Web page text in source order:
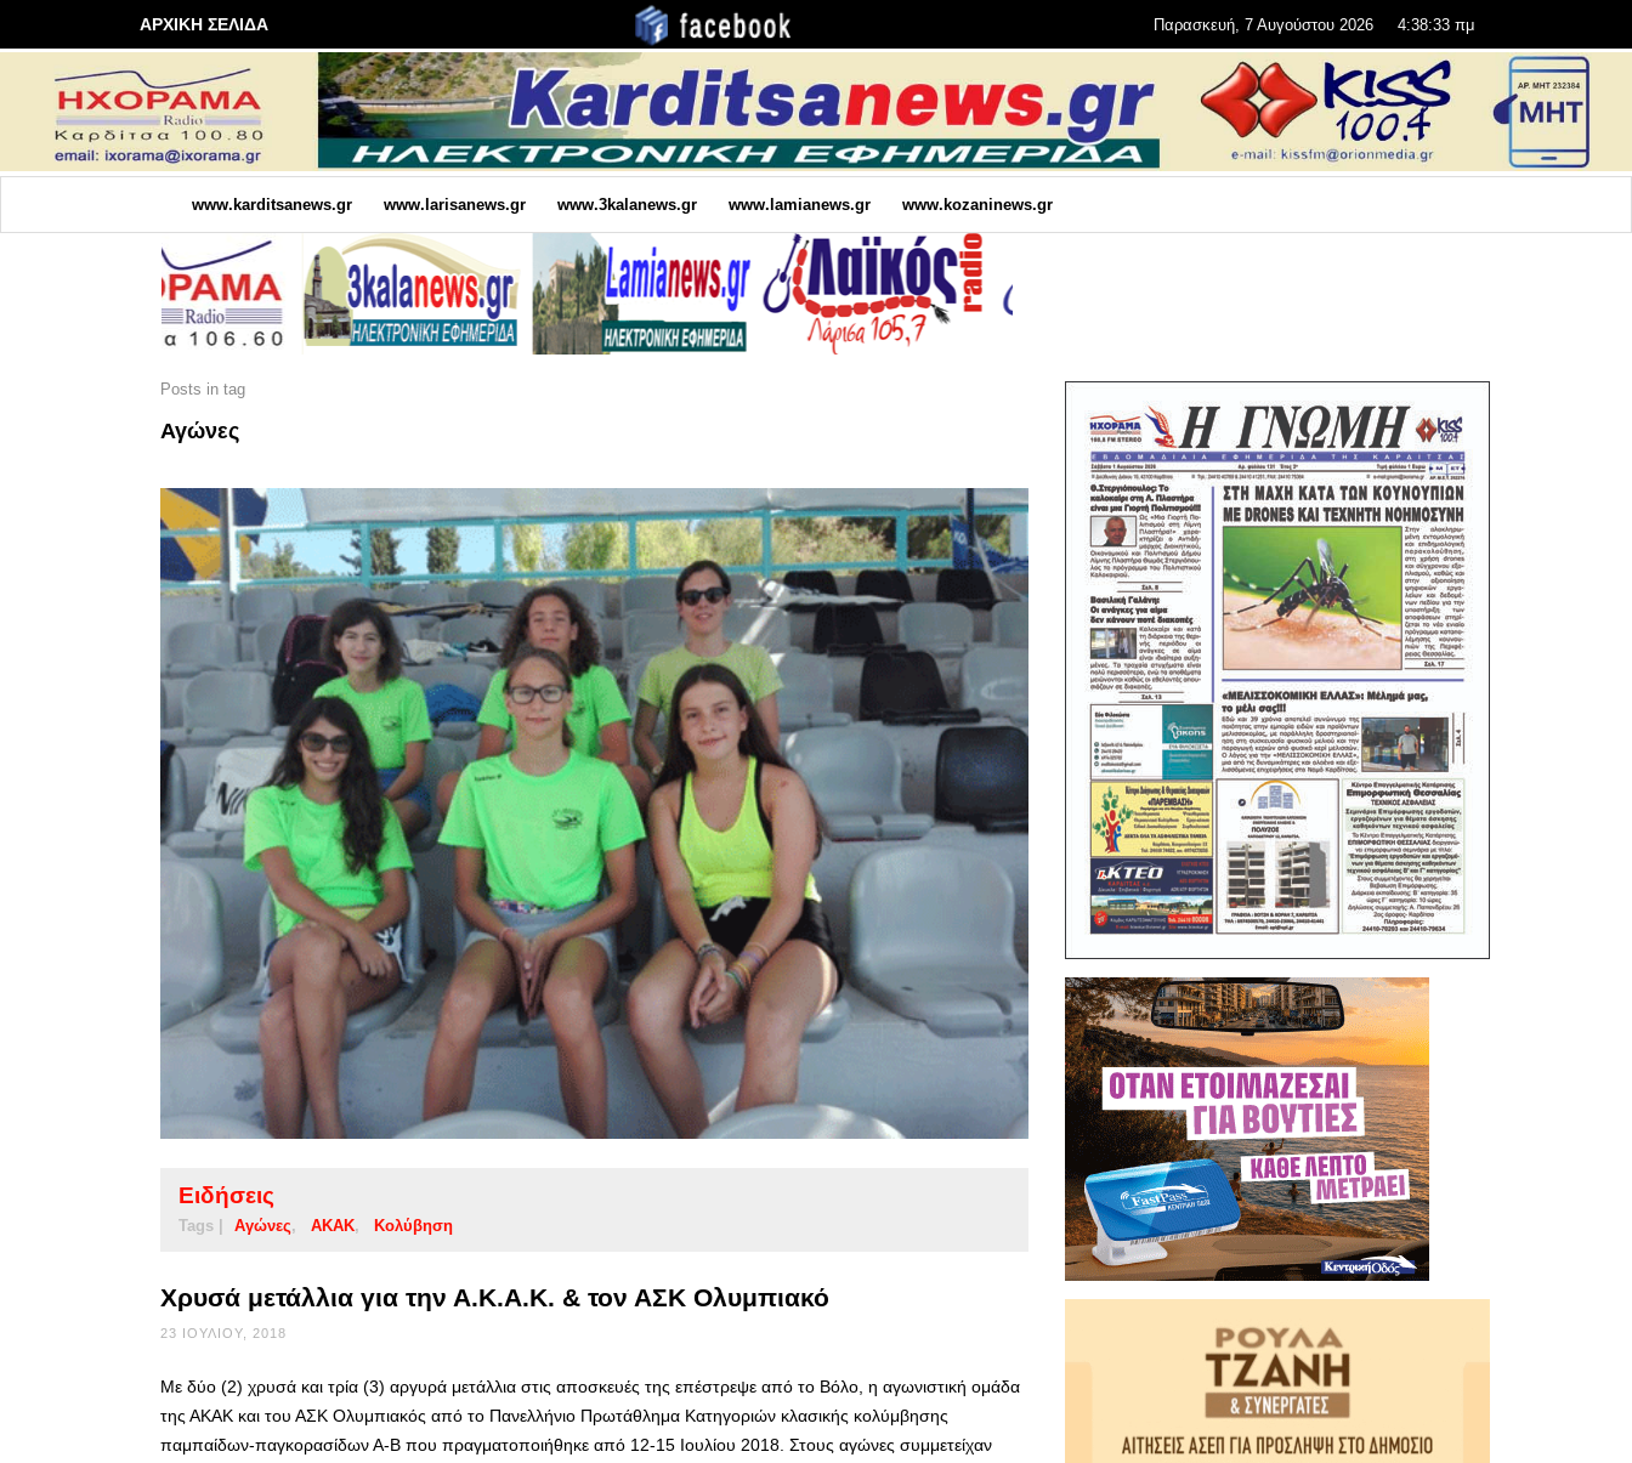
ΑΡΧΙΚΗ ΣΕΛΙΔΑ Παρασκευή, 7 Αυγούστου 2026 4:38:35 πμ
www.karditsanews.gr www.larisanews.gr www.3kalanews.gr www.lamianews.gr www.kozaninews.gr
Posts in tag
Αγώνες
Ειδήσεις
Tags | Αγώνες ΑΚΑΚ Κολύβηση
Χρυσά μετάλλια για την Α.Κ.Α.Κ. & τον ΑΣΚ Ολυμπιακό
23 ΙΟΥΛΊΟΥ, 2018
Με δύο (2) χρυσά και τρία (3) αργυρά μετάλλια στις αποσκευές της επέστρεψε από το Βόλο, η αγωνιστική ομάδα
της ΑΚΑΚ και του ΑΣΚ Ολυμπιακός από το Πανελλήνιο Πρωτάθλημα Κατηγοριών κλασικής κολύμβησης
παμπαίδων-παγκορασίδων Α-Β που πραγματοποιήθηκε από 12-15 Ιουλίου 2018. Στους αγώνες συμμετείχαν